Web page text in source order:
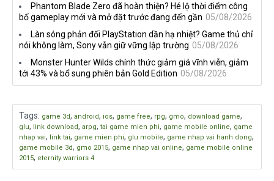
Phantom Blade Zero đã hoàn thiện? Hé lộ thời điểm công
bố gameplay mới và mở đặt trước đang đến gần 05/08/2026
Làn sóng phản đối PlayStation dần hạ nhiệt? Game thủ chỉ
nói không làm, Sony vẫn giữ vững lập trường 05/08/2026
Monster Hunter Wilds chính thức giảm giá vĩnh viễn, giảm
tới 43% và bổ sung phiên bản Gold Edition 05/08/2026
Tags: game 3d, android, ios, game free, rpg, gmo, download game,
glu, link download, arpg, tai game mien phi, game mobile online, game
nhap vai, link tai, game mien phi, glu mobile, game nhap vai hanh dong,
game mobile 3d, gmo 2015, game nhap vai online, game mobile online
2015, eternity warriors 4